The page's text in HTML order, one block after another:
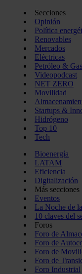
Secciones
Opinión
Política
Renovables
Mercados
Eléctricas
Petróleo & Gas
Videopodcast
NET ZERO
Movilidad
Startups &
Hidrógeno
Top 10
Tech
Bioenergía
LATAM
Eficiencia
Digitalización
Más secciones
Eventos
La Noche de
10 claves del
Foros
Foro de
Foro de
Foro de
Foro de
Foro Industrial